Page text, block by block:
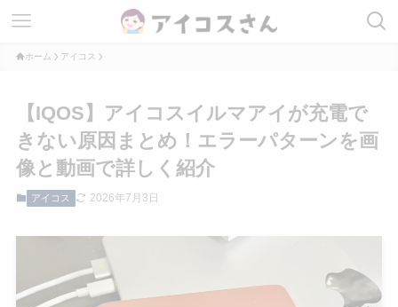
ホーム アイコス
【IQOS】アイコスイルマアイが充電で
きない原因まとめ！エラーパターンを画
像と動画で詳しく紹介
アイコス 2026年7月3日